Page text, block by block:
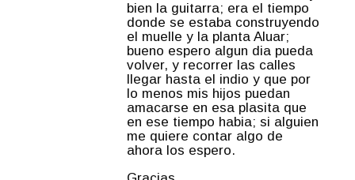
bien la guitarra; era el tiempo
donde se estaba construyendo
el muelle y la planta Aluar;
bueno espero algun dia pueda
volver, y recorrer las calles
llegar hasta el indio y que por
lo menos mis hijos puedan
amacarse en esa plasita que
en ese tiempo habia; si alguien
me quiere contar algo de
ahora los espero.